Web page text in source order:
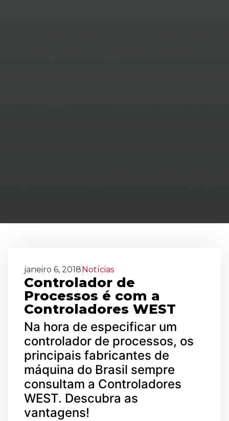
janeiro 6, 2018Notícias
Controlador de
Processos é com a
Controladores WEST
Na hora de especificar um
controlador de processos, os
principais fabricantes de
máquina do Brasil sempre
consultam a Controladores
WEST. Descubra as
vantagens!